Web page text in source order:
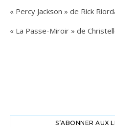
« Percy Jackson » de Rick
« La Passe-Miroir » de
S’ABONNER AUX